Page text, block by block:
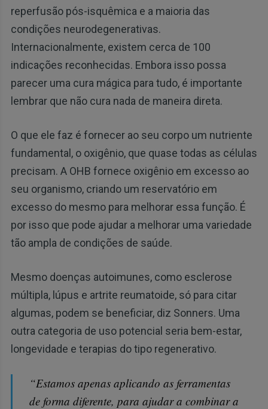
reperfusão pós-isquêmica e a maioria das
condições neurodegenerativas.
Internacionalmente, existem cerca de 100
indicações reconhecidas. Embora isso possa
parecer uma cura mágica para tudo, é importante
lembrar que não cura nada de maneira direta.
O que ele faz é fornecer ao seu corpo um nutriente
fundamental, o oxigênio, que quase todas as células
precisam. A OHB fornece oxigênio em excesso ao
seu organismo, criando um reservatório em
excesso do mesmo para melhorar essa função. É
por isso que pode ajudar a melhorar uma variedade
tão ampla de condições de saúde.
Mesmo doenças autoimunes, como esclerose
múltipla, lúpus e artrite reumatoide, só para citar
algumas, podem se beneficiar, diz Sonners. Uma
outra categoria de uso potencial seria bem-estar,
longevidade e terapias do tipo regenerativo.
“Estamos apenas aplicando as ferramentas
de forma diferente, para ajudar a combinar a